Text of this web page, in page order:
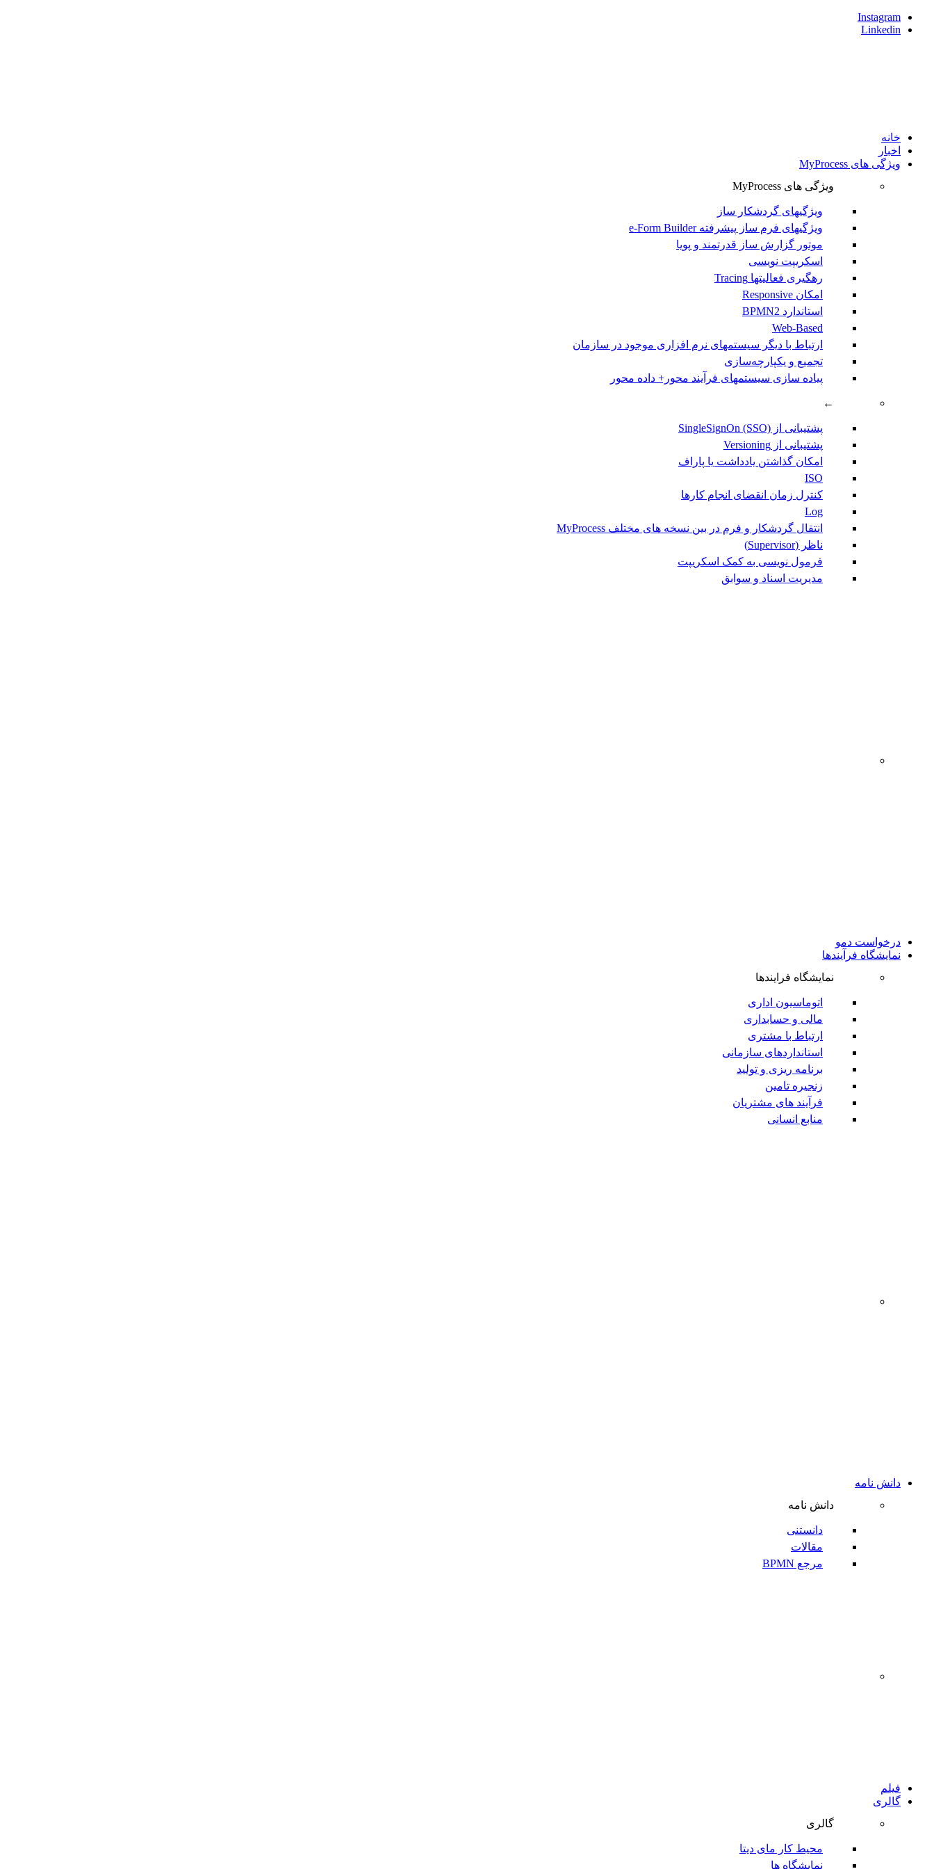
Instagram
Linkedin
خانه
اخبار
ویژگی های MyProcess
ویژگی های MyProcess
ویژگیهای گردشکار ساز
ویژگیهای فرم ساز پیشرفته e-Form Builder
موتور گزارش ساز قدرتمند و پويا
اسکریپت نویسی
رهگیری فعالیتها Tracing
امکان Responsive
استاندارد BPMN2
Web-Based
ارتباط با دیگر سیستمهای نرم افزاری موجود در سازمان
تجمیع و یکپارچه‌سازی
پیاده سازی سیستمهای فرآیند محور+ داده محور
←
پشتیبانی از SingleSignOn (SSO)
پشتیبانی از Versioning
امکان گذاشتن یادداشت یا پاراف
ISO
کنترل زمان انقضای انجام کارها
Log
انتقال گردشکار و فرم در بین نسخه های مختلف MyProcess
ناظر (Supervisor)
فرمول نویسی به کمک اسکریپت
مديريت اسناد و سوابق
درخواست دمو
نمایشگاه فرآیندها
نمایشگاه فرایندها
اتوماسیون اداری
مالی و حسابداری
ارتباط با مشتری
استانداردهای سازمانی
برنامه ریزی و تولید
زنجیره تامین
فرآیند های مشتریان
منابع انسانی
دانش نامه
دانش نامه
دانستنی
مقالات
مرجع BPMN
فیلم
گالری
گالری
محیط کار مای دیتا
نمایشگاه ها